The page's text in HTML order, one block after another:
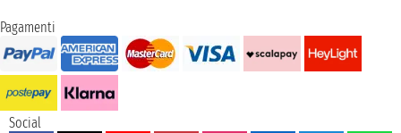
Pagamenti
Social